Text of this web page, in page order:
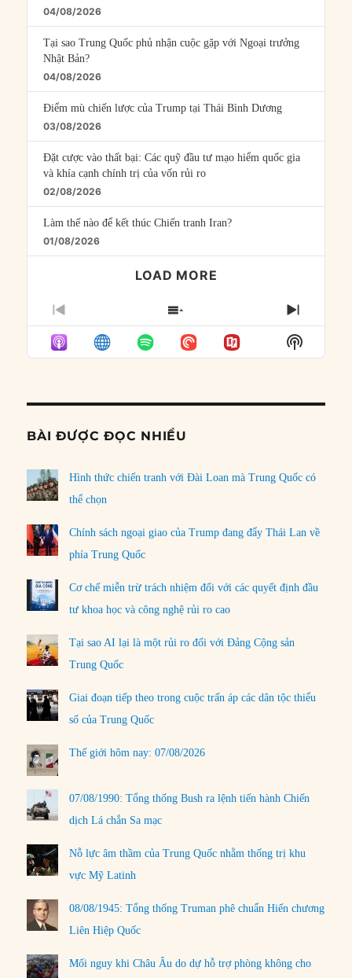
04/08/2026
Tại sao Trung Quốc phủ nhận cuộc gặp với Ngoại trưởng
Nhật Bản?
04/08/2026
Điểm mù chiến lược của Trump tại Thái Bình Dương
03/08/2026
Đặt cược vào thất bại: Các quỹ đầu tư mạo hiểm quốc gia
và khía cạnh chính trị của vốn rủi ro
02/08/2026
Làm thế nào để kết thúc Chiến tranh Iran?
01/08/2026
LOAD MORE
PREVIOUS
EPISODE
SHOW
EPISODES
LIST
NEXT
Show
Podcast
BÀI ĐƯỢC ĐỌC NHIỀU
Hình thức chiến tranh với Đài Loan mà Trung Quốc có
thể chọn
Chính sách ngoại giao của Trump đang đẩy Thái Lan về
phía Trung Quốc
Cơ chế miễn trừ trách nhiệm đối với các quyết định đầu
tư khoa học và công nghệ rủi ro cao
Tại sao AI lại là một rủi ro đối với Đảng Cộng sản
Trung Quốc
Giai đoạn tiếp theo trong cuộc trấn áp các dân tộc thiểu
số của Trung Quốc
Thế giới hôm nay: 07/08/2026
07/08/1990: Tổng thống Bush ra lệnh tiến hành Chiến
dịch Lá chắn Sa mạc
Nỗ lực âm thầm của Trung Quốc nhằm thống trị khu
vực Mỹ Latinh
08/08/1945: Tổng thống Truman phê chuẩn Hiến chương
Liên Hiệp Quốc
Mối nguy khi Châu Âu do dự hỗ trợ phòng không cho